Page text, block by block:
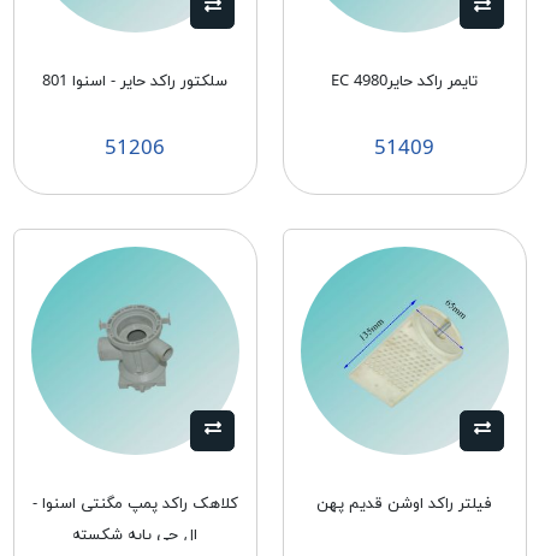
تایمر راکد حایر4980 EC
51409
سلكتور راکد حاير - اسنوا 801
51206
فیلتر راکد اوشن قدیم پهن
كلاهک راكد پمپ مگنتی اسنوا -
ال جی پايه شكسته